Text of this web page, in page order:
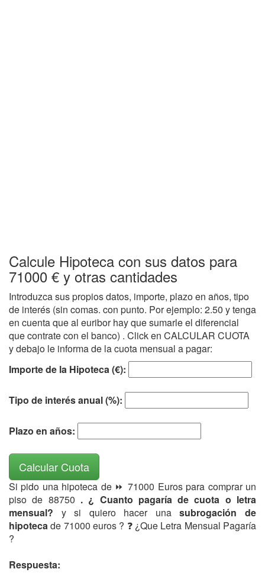
Calcule Hipoteca con sus datos para
71000 € y otras cantidades
Introduzca sus propios datos, importe, plazo en años, tipo
de interés (sin comas. con punto. Por ejemplo: 2.50 y tenga
en cuenta que al euribor hay que sumarle el diferencial
que contrate con el banco) . Click en CALCULAR CUOTA
y debajo le informa de la cuota mensual a pagar:
Importe de la Hipoteca (€):
Tipo de interés anual (%):
Plazo en años:
Calcular Cuota
Si pido una hipoteca de ⏩ 71000 Euros para comprar un
piso de 88750 . ¿ Cuanto pagaría de cuota o letra
mensual? y si quiero hacer unasubrogación de
hipotecade 71000 euros ? ❓ ¿Que Letra Mensual Pagaría
?
Respuesta: